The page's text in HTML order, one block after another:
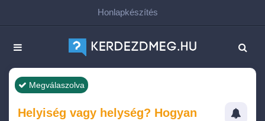
Honlapkészítés
Megválaszolva
Helyiség vagy helység? Hogyan